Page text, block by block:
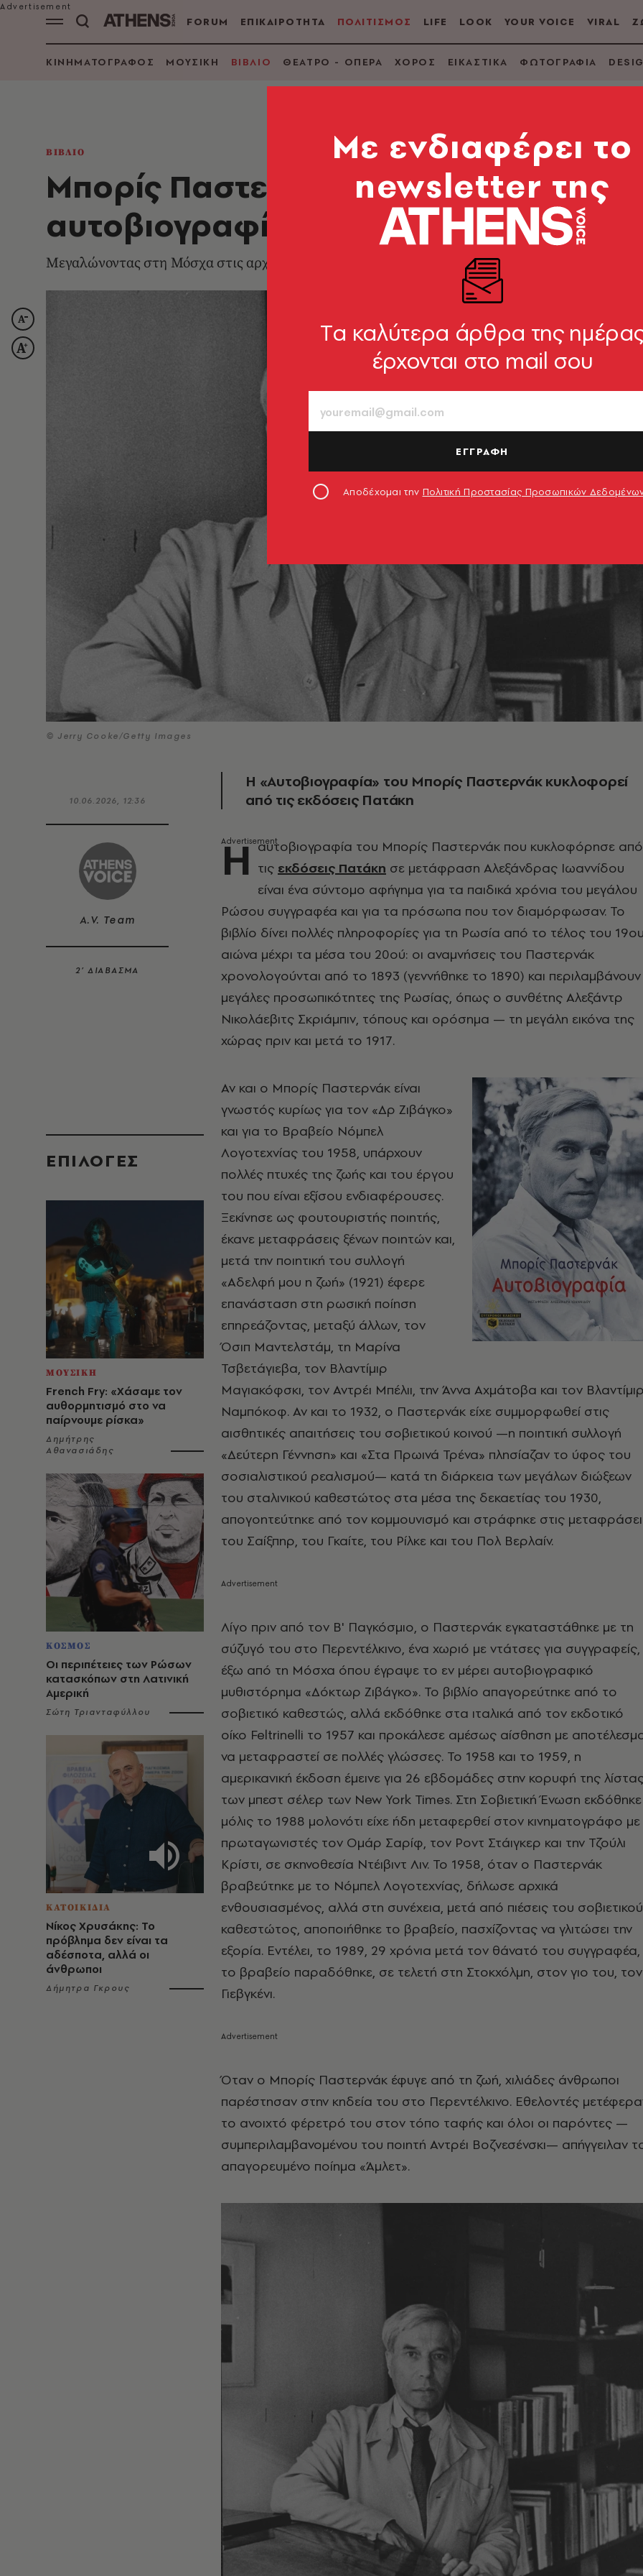
FORUM ΕΠΙΚΑΙΡΟΤΗΤΑ ΠΟΛΙΤΙΣΜΟΣ LIFE LOOK YOUR VOICE VIRAL
ΚΙΝΗΜΑΤΟΓΡΑΦΟΣ ΜΟΥΣΙΚΗ ΒΙΒΛΙΟ ΘΕΑΤΡΟ - ΟΠΕΡΑ ΧΟΡΟΣ ΕΙΚΑΣΤΙΚΑ ΦΩΤΟΓΡΑΦΙΑ
ΒΙΒΛΙΟ
Μπορίς Παστερνάκ: μια σύντομη
αυτοβιογραφία
Μεγαλώνοντας στη Μόσχα στις αρχές του αιώνα και γνωρίζοντας τον μεγάλο συνθέτη Σκριάμπιν
© Jerry Cooke/Getty Images
10.06.2026, 12:36
A.V. Team
2’ ΔΙΑΒΑΣΜΑ
EΠΙΛΟΓΈΣ
ΜΟΥΣΙΚΗ
French Fry: «Χάσαμε τον
αυθορμητισμό στο να
παίρνουμε ρίσκα»
Δημήτρης
Αθανασιάδης
ΚΟΣΜΟΣ
Οι περιπέτειες των Ρώσων
κατασκόπων στη Λατινική
Αμερική
Σώτη Τριανταφύλλου
ΚΑΤΟΙΚΙΔΙΑ
Νίκος Χρυσάκης: Το
πρόβλημα δεν είναι τα
αδέσποτα, αλλά οι
άνθρωποι
Δήμητρα Γκρους
Η «Αυτοβιογραφία» του Μπορίς Παστερνάκ κυκλοφορεί
από τις εκδόσεις Πατάκη
Η αυτοβιογραφία του Μπορίς Παστερνάκ που κυκλοφόρησε από
τις εκδόσεις Πατάκη σε μετάφραση Αλεξάνδρας Ιωαννίδου
είναι ένα σύντομο αφήγημα για τα παιδικά χρόνια του μεγάλου
Ρώσου συγγραφέα και για τα πρόσωπα που τον διαμόρφωσαν. Το
βιβλίο δίνει πολλές πληροφορίες για τη Ρωσία από το τέλος του
αιώνα μέχρι τα μέσα του 20ού: οι αναμνήσεις του Παστερνάκ
χρονολογούνται από το 1893 (γεννήθηκε το 1890) και περιλαμβάνουν
μεγάλες προσωπικότητες της Ρωσίας, όπως ο συνθέτης Αλεξάντρ
Νικολάεβιτς Σκριάμπιν, τόπους και ορόσημα — τη μεγάλη εικόνα της
χώρας πριν και μετά το 1917.
Αν και ο Μπορίς Παστερνάκ είναι
γνωστός κυρίως για τον «Δρ Ζιβάγκο»
και για το Βραβείο Νόμπελ
Λογοτεχνίας του 1958, υπάρχουν
πολλές πτυχές της ζωής και του έργου
του που είναι εξίσου ενδιαφέρουσες.
Ξεκίνησε ως φουτουριστής ποιητής,
έκανε μεταφράσεις ξένων ποιητών και,
μετά την ποιητική του συλλογή
«Αδελφή μου η ζωή» (1921) έφερε
επανάσταση στη ρωσική ποίηση
επηρεάζοντας, μεταξύ άλλων, τον
Όσιπ Μαντελστάμ, τη Μαρίνα
Τσβετάγιεβα, τον Βλαντίμιρ
Μαγιακόφσκι, τον Αντρέι Μπέλιι, την Άννα Αχμάτοβα και τον
Ναμπόκοφ. Αν και το 1932, ο Παστερνάκ είχε συμμορφωθεί στις
αισθητικές απαιτήσεις του σοβιετικού κοινού —η ποιητική συλλογή
«Δεύτερη Γέννηση» και «Στα Πρωινά Τρένα» πλησίαζαν το ύφος του
σοσιαλιστικού ρεαλισμού— κατά τη διάρκεια των μεγάλων διώξεων
του σταλινικού καθεστώτος στα μέσα της δεκαετίας του 1930,
απογοητεύτηκε από τον κομμουνισμό και στράφηκε στις
του Σαίξπηρ, του Γκαίτε, του Ρίλκε και του Πολ Βερλαίν.
Λίγο πριν από τον Β' Παγκόσμιο, ο Παστερνάκ εγκαταστάθηκε με τη
σύζυγό του στο Περεντέλκινο, ένα χωριό με ντάτσες για συγγραφείς,
έξω από τη Μόσχα όπου έγραψε το εν μέρει αυτοβιογραφικό
μυθιστόρημα «Δόκτωρ Ζιβάγκο». Το βιβλίο απαγορεύτηκε από το
σοβιετικό καθεστώς, αλλά εκδόθηκε στα ιταλικά από τον εκδοτικό
οίκο Feltrinelli το 1957 και προκάλεσε αμέσως αίσθηση με
να μεταφραστεί σε πολλές γλώσσες. Το 1958 και το 1959, η
αμερικανική έκδοση έμεινε για 26 εβδομάδες στην κορυφή της
των μπεστ σέλερ των New York Times. Στη Σοβιετική Ένωση εκδόθηκε
μόλις το 1988 μολονότι είχε ήδη μεταφερθεί στον κινηματογράφο με
πρωταγωνιστές τον Ομάρ Σαρίφ, τον Ροντ Στάιγκερ και την Τζούλι
Κρίστι, σε σκηνοθεσία Ντέιβιντ Λιν. Το 1958, όταν ο Παστερνάκ
βραβεύτηκε με το Νόμπελ Λογοτεχνίας, δήλωσε αρχικά
ενθουσιασμένος, αλλά στη συνέχεια, μετά από πιέσεις του σοβιετικού
καθεστώτος, αποποιήθηκε το βραβείο, πασχίζοντας να γλιτώσει την
εξορία. Εντέλει, το 1989, 29 χρόνια μετά τον θάνατό του συγγραφέα,
το βραβείο παραδόθηκε, σε τελετή στη Στοκχόλμη, στον γιο του, τον
Γιεβγκένι.
Όταν ο Μπορίς Παστερνάκ έφυγε από τη ζωή, χιλιάδες άνθρωποι
παρέστησαν στην κηδεία του στο Περεντέλκινο. Εθελοντές
το ανοιχτό φέρετρό του στον τόπο ταφής και όλοι οι παρόντες —
συμπεριλαμβανομένου του ποιητή Αντρέι Βοζνεσένσκι— απήγγειλαν
απαγορευμένο ποίημα «Άμλετ».
Mε ενδιαφέρει το
newsletter της
Tα καλύτερα άρθρα της
έρχονται στο mail σου
ΕΓΓΡΑΦΗ
Αποδέχομαι την Πολιτική Προστασίας Προσωπικών